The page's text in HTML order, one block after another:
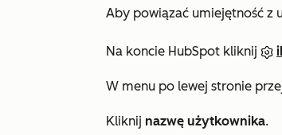
Aby powiązać umiejętność z
Na koncie HubSpot kliknij
W menu po lewej stronie
Kliknij nazwę użytkownika.